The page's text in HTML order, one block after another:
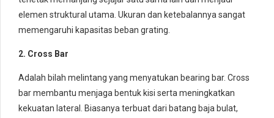
elemen struktural utama. Ukuran dan ketebalannya sangat
memengaruhi kapasitas beban grating.
2. Cross Bar
Adalah bilah melintang yang menyatukan bearing bar. Cross
bar membantu menjaga bentuk kisi serta meningkatkan
kekuatan lateral. Biasanya terbuat dari batang baja bulat,